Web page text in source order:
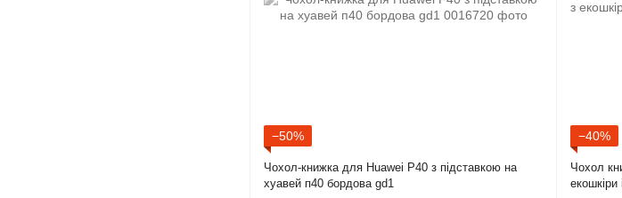
−50%
Чохол-книжка для Huawei P40 з підставкою на
хуавей п40 бордова gd1
−40%
Чохол
екошкіри